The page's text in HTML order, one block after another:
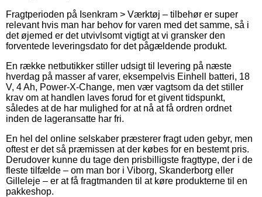
Fragtperioden på Isenkram > Værktøj – tilbehør er super
relevant hvis man har behov for varen med det samme, så i
det øjemed er det utvivlsomt vigtigt at vi gransker den
forventede leveringsdato for det pågældende produkt.
En række netbutikker stiller udsigt til levering på næste
hverdag på masser af varer, eksempelvis Einhell batteri, 18
V, 4 Ah, Power-X-Change, men vær vagtsom da det stiller
krav om at handlen laves forud for et givent tidspunkt,
således at de har mulighed for at nå at få ordren ordnet
inden de lageransatte har fri.
En hel del online selskaber præsterer fragt uden gebyr, men
oftest er det så præmissen at der købes for en bestemt pris.
Derudover kunne du tage den prisbilligste fragttype, der i de
fleste tilfælde – om man bor i Viborg, Skanderborg eller
Gilleleje – er at få fragtmanden til at køre produkterne til en
pakkeshop.